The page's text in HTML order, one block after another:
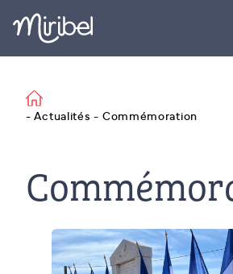
- Actualités - Commémoration